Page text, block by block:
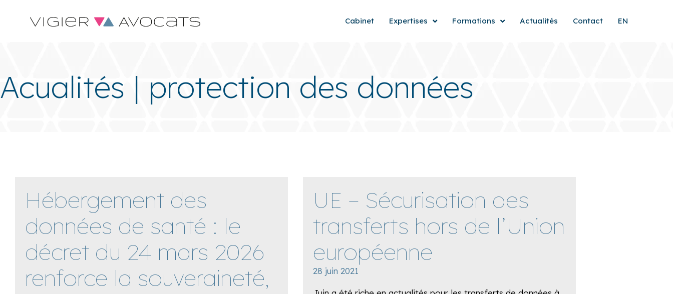
Cabinet Expertises Formations Actualités Contact EN
Acualités | protection des données
Hébergement des
données de santé : le
décret du 24 mars 2026
renforce la souveraineté,
UE – Sécurisation des
transferts hors de l’Union
européenne
28 juin 2021